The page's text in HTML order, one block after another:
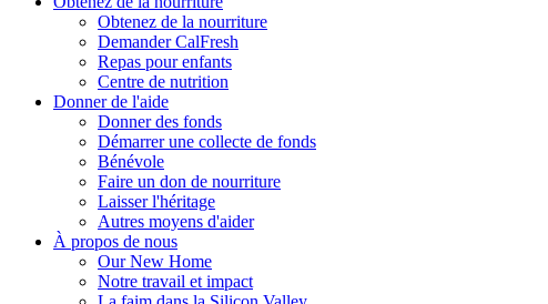
Obtenez de la nourriture
Demander CalFresh
Repas pour enfants
Centre de nutrition
Donner de l'aide
Donner des fonds
Démarrer une collecte de fonds
Bénévole
Faire un don de nourriture
Laisser l'héritage
Autres moyens d'aider
À propos de nous
Our New Home
Notre travail et impact